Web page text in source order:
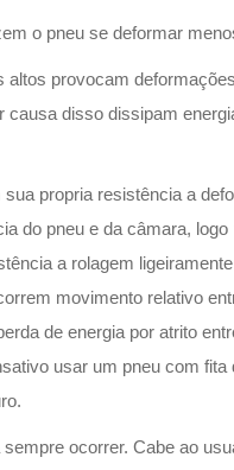
o pneu se deformar
altos provocam
causa disso dissipam
propria resistência a
do pneu e da câmara,
a rolagem
movimento relativo
de energia por atrito
usar um pneu com fita
ocorrer. Cabe ao